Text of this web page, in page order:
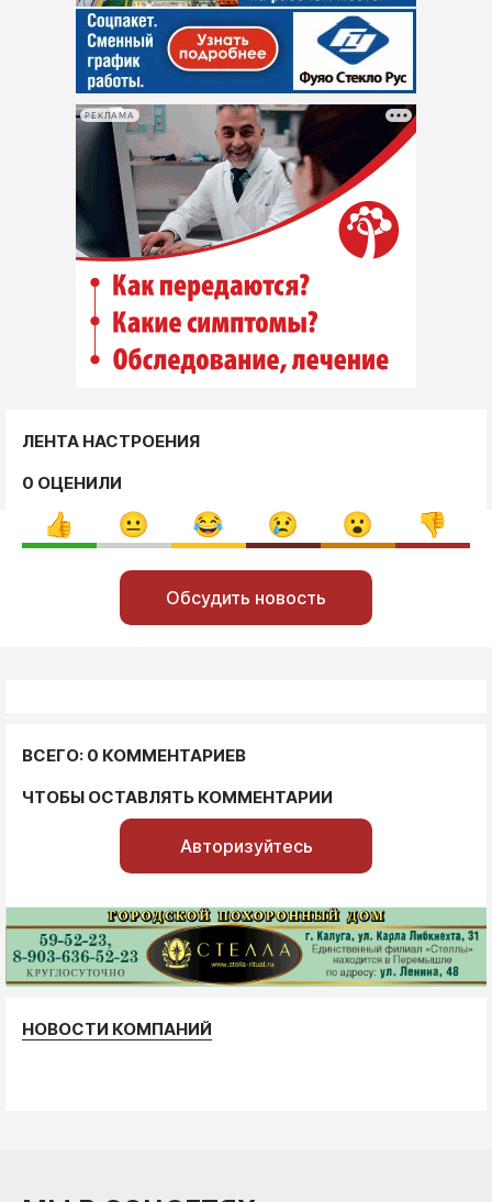
РЕКЛАМА
ЛЕНТА НАСТРОЕНИЯ
0 ОЦЕНИЛИ
Обсудить новость
ВСЕГО: 0 КОММЕНТАРИЕВ
ЧТОБЫ ОСТАВЛЯТЬ КОММЕНТАРИИ
Авторизуйтесь
НОВОСТИ КОМПАНИЙ